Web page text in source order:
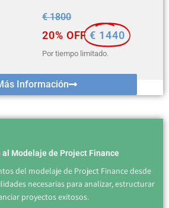
€1800
20% OFF€ 1440
Por tiempo limitado.
Información
Modelaje de Project Finance
del modelaje de Project Finance desde
necesarias para analizar, estructurar
proyectos exitosos.